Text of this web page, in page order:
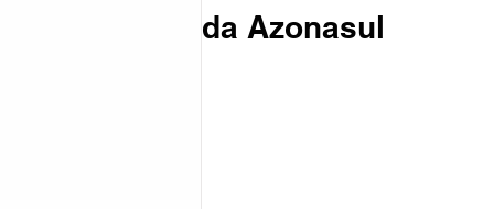
Coronavírus
da Azonasul